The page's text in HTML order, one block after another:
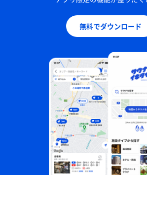
無料でダウンロード